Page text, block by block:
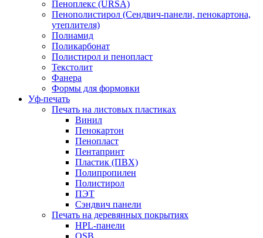
Пеноплекс (URSA)
Пенополистирол (Сендвич-панели, пенокартона,
утеплителя)
Полиамид
Поликарбонат
Полистирол и пенопласт
Текстолит
Фанера
Формы для формовки
Уф-печать
Печать на листовых пластиках
Винил
Пенокартон
Пенопласт
Пентапринт
Пластик (ПВХ)
Полипропилен
Полистирол
ПЭТ
Сэндвич панели
Печать на деревянных покрытиях
HPL-панели
OSB